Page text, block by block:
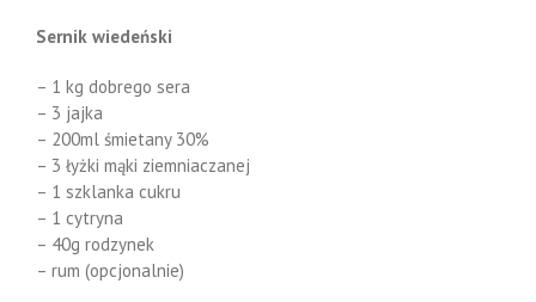
Sernik wiedeński
– 1 kg dobrego sera
– 3 jajka
– 200ml śmietany 30%
– 3 łyżki mąki ziemniaczanej
– 1 szklanka cukru
– 1 cytryna
– 40g rodzynek
– rum (opcjonalnie)